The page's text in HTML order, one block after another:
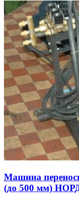
Машина
(до 500 мм)